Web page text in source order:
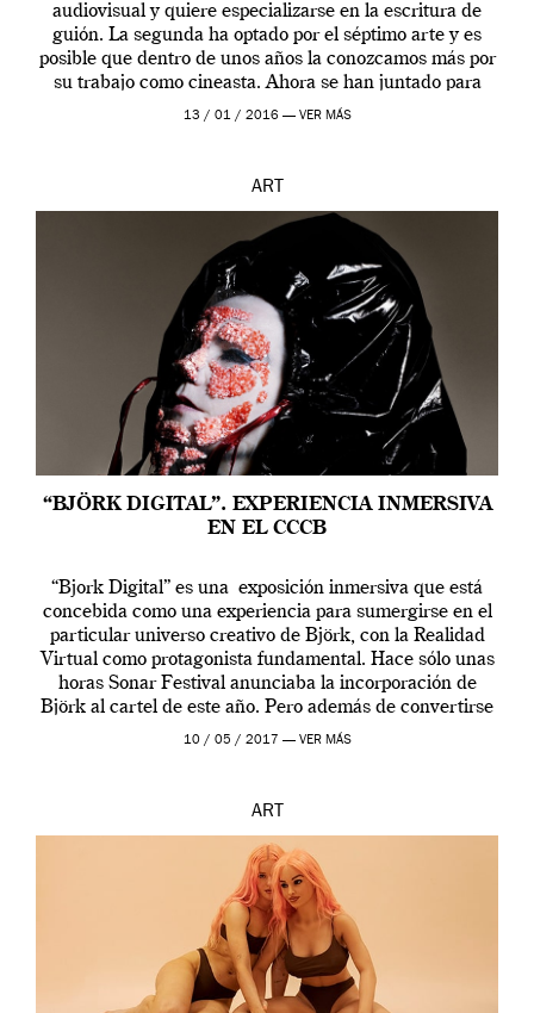
audiovisual y quiere especializarse en la escritura de
guión. La segunda ha optado por el séptimo arte y es
posible que dentro de unos años la conozcamos más por
su trabajo como cineasta. Ahora se han juntado para
contarnos una […]
13 / 01 / 2016 — VER MÁS
ART
“BJÖRK DIGITAL”. EXPERIENCIA INMERSIVA
EN EL CCCB
“Bjork Digital” es una exposición inmersiva que está
concebida como una experiencia para sumergirse en el
particular universo creativo de Björk, con la Realidad
Virtual como protagonista fundamental. Hace sólo unas
horas Sonar Festival anunciaba la incorporación de
Björk al cartel de este año. Pero además de convertirse
en una de las actuaciones más relevantes […]
10 / 05 / 2017 — VER MÁS
ART